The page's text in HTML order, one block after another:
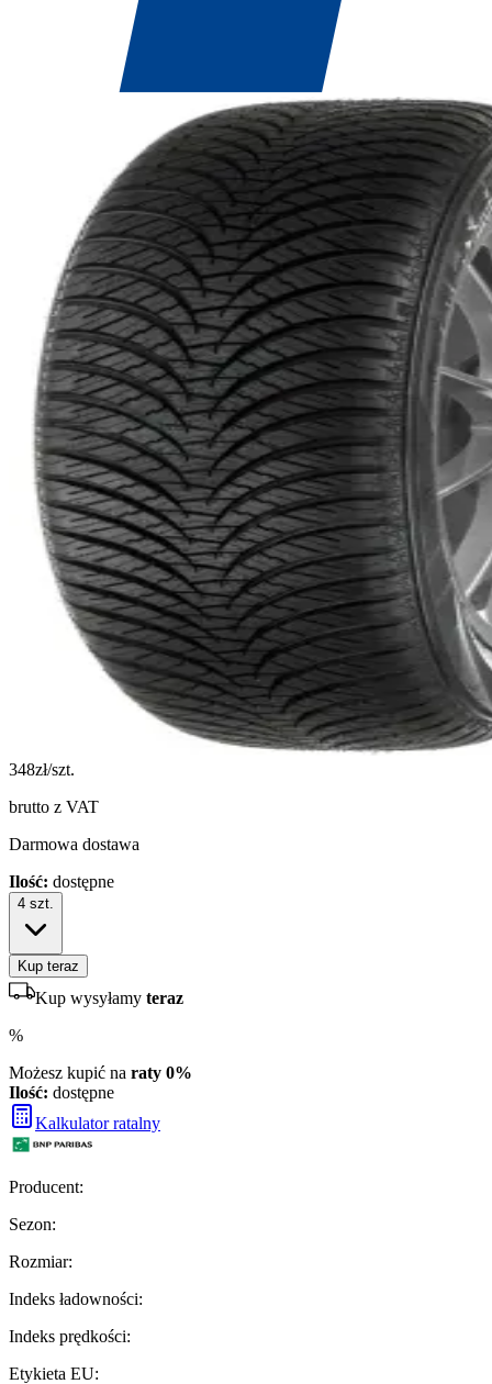
348zł/szt.
brutto z VAT
Darmowa dostawa
Ilość: dostępne
4 szt.
Kup teraz
Kup wysyłamy teraz
%
Możesz kupić na raty 0%
Ilość: dostępne
Kalkulator ratalny
Producent:
Sezon:
Rozmiar:
Indeks ładowności:
Indeks prędkości:
Etykieta EU: